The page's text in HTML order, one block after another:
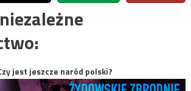
jest jeszcze naród polski?